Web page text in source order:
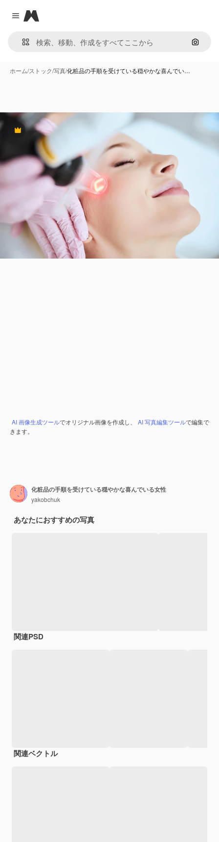
Close menu
Magnific
画像で
ホーム/ストック/写真/化粧品の手順を受けている穏やかな喜んでい…
Premium
AI 画像生成ツールでオリジナル画像を作成し、 AI 写真編集ツールで編集で
きます。
化粧品の手順を受けている穏やかな喜んでいる女性
yakobchuk
あなたにおすすめの写真
関連PSD
関連ベクトル